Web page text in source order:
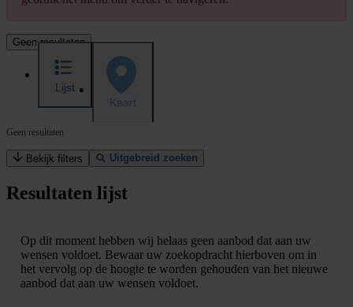
Geen resultaten
Lijst
Kaart
Geen resultaten
Bekijk filters Uitgebreid zoeken
Resultaten lijst
Op dit moment hebben wij helaas geen aanbod dat aan uw
wensen voldoet. Bewaar uw zoekopdracht hierboven om in
het vervolg op de hoogte te worden gehouden van het nieuwe
aanbod dat aan uw wensen voldoet.